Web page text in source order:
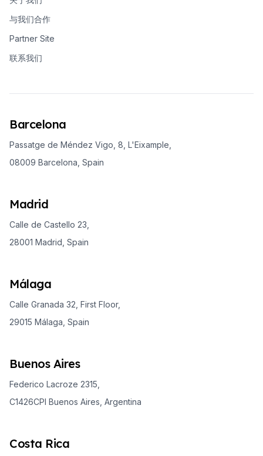
与我们合作
Partner Site
联系我们
Barcelona
Passatge de Méndez Vigo, 8, L'Eixample,
08009 Barcelona, Spain
Madrid
Calle de Castello 23,
28001 Madrid, Spain
Málaga
Calle Granada 32, First Floor,
29015 Málaga, Spain
Buenos Aires
Federico Lacroze 2315,
C1426CPI Buenos Aires, Argentina
Costa Rica